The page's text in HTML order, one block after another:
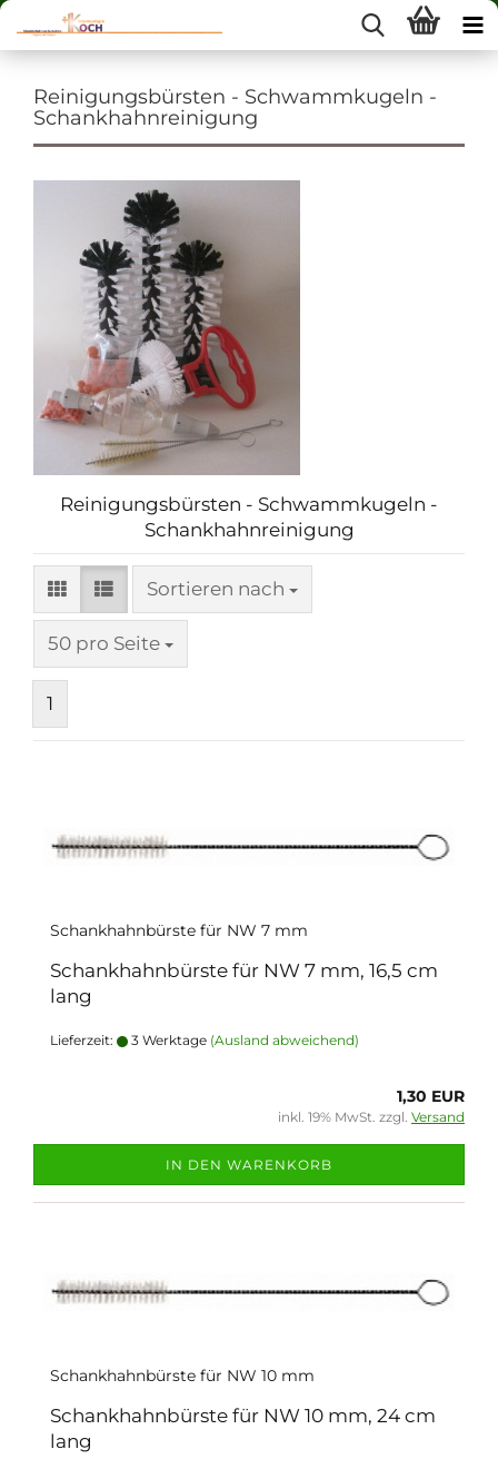
Reinigungsbürsten - Schwammkugeln -
Schankhahnreinigung
Reinigungsbürsten - Schwammkugeln -
Schankhahnreinigung
Sortieren nach
Sortieren nach
50 pro Seite
pro Seite
1
Schankhahnbürste für NW 7 mm
Schankhahnbürste für NW 7 mm, 16,5 cm
lang
Lieferzeit: 3 Werktage (Ausland abweichend)
1,30 EUR
inkl. 19% MwSt. zzgl. Versand
IN DEN WARENKORB
Schankhahnbürste für NW 10 mm
Schankhahnbürste für NW 10 mm, 24 cm
lang